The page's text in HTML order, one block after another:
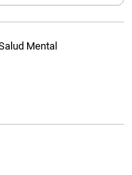
Mental